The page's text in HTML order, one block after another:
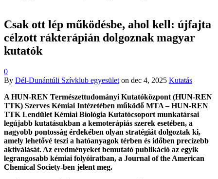
Csak ott lép működésbe, ahol kell: újfajta
célzott rákterápián dolgoznak magyar
kutatók
0
By Dél-Dunántúli Szívklub egyesület on dec 4, 2025 Kutatás
A HUN-REN Természettudományi Kutatóközpont (HUN-REN
TTK) Szerves Kémiai Intézetében működő MTA – HUN-REN
TTK Lendület Kémiai Biológia Kutatócsoport munkatársai
legújabb kutatásukban a kemoterápiás szerek esetében, a
nagyobb pontosság érdekében olyan stratégiát dolgoztak ki,
amely lehetővé teszi a hatóanyagok térben és időben precízebb
aktiválását. Az eredményeket bemutató publikáció az egyik
legrangosabb kémiai folyóiratban, a Journal of the American
Chemical Society-ben jelent meg.